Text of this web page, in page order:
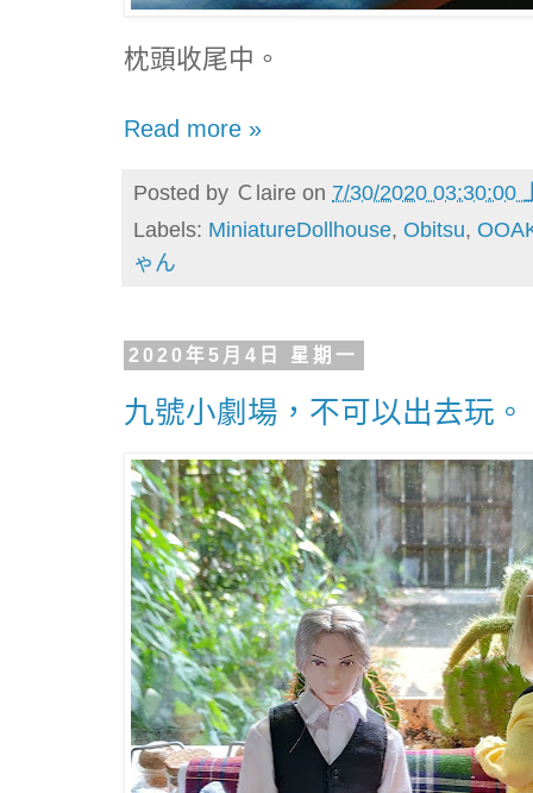
枕頭收尾中。
Read more »
Posted by Ｃlaire on 7/30/2020 03:30:00
Labels: MiniatureDollhouse, Obitsu,
ゃん
2020年5月4日 星期一
九號小劇場，不可以出去玩。